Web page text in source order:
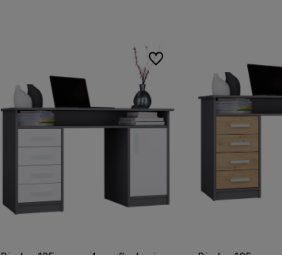
Do ulubionych